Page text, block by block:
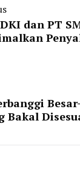
dan PT
Bakal